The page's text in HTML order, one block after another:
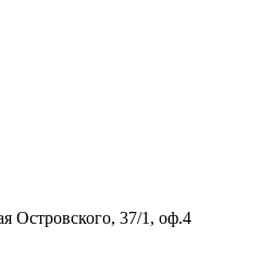
Островского, 37/1, оф.4